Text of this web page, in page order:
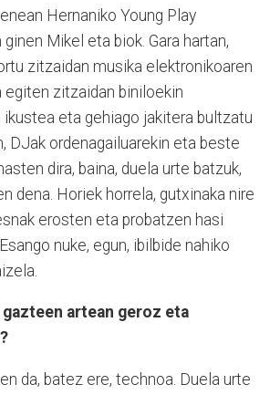
Hernaniko Young Play
Mikel eta biok. Gara hartan,
zitzaidan musika elektronikoaren
egiten zitzaidan biniloekin
eta gehiago jakitera bultzatu
DJak ordenagailuarekin eta beste
dira, baina, duela urte batzuk,
dena. Horiek horrela, gutxinaka nire
erosten eta probatzen hasi
nuke, egun, ibilbide nahiko
gazteen artean geroz eta
da, batez ere, technoa. Duela urte